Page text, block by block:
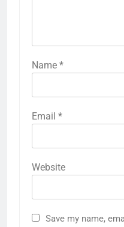
Name *
Email *
Website
Save my name,